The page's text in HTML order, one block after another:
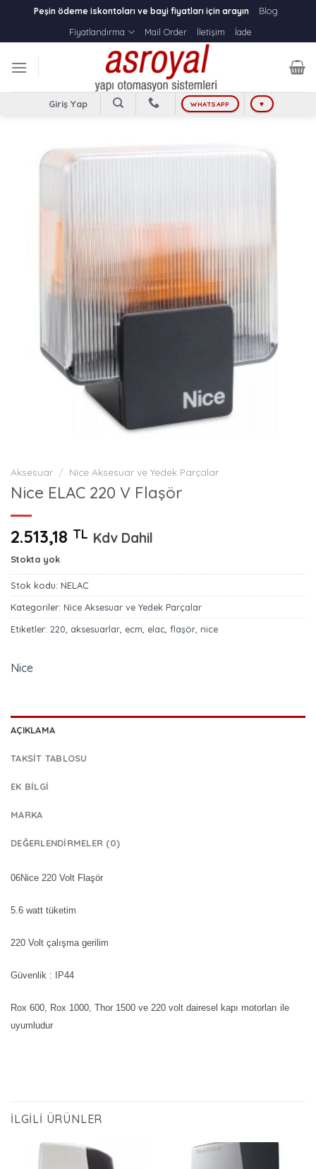
content
Peşin ödeme iskontoları ve bayi fiyatları için arayın
Blog
Fiyatlandırma
Mail Order İletişim İade
Giriş Yap WHATSAPP ♥
Aksesuar / Nice Aksesuar ve Yedek Parçalar
Nice ELAC 220 V Flaşör
2.513,18 TL Kdv Dahil
Stokta yok
Stok kodu: NELAC
Kategoriler: Nice Aksesuar ve Yedek Parçalar
Etiketler: 220 aksesuarlar ecm elac flaşör nice
Nice
AÇIKLAMA
TAKSIT TABLOSU
EK BILGI
MARKA
DEĞERLENDIRMELER (0)
06Nice 220 Volt Flaşör
5.6 watt tüketim
220 Volt çalışma gerilim
Güvenlik : IP44
Rox 600, Rox 1000, Thor 1500 ve 220 volt dairesel kapı motorları ile
uyumludur
İLGILI ÜRÜNLER